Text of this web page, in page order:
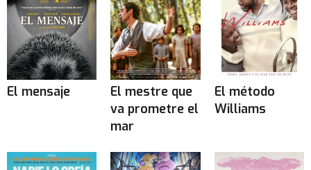
El mensaje
El mestre que
va prometre el
mar
El método
Williams